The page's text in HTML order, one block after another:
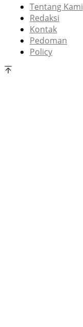
Tentang Kami
Redaksi
Kontak
Pedoman
Policy